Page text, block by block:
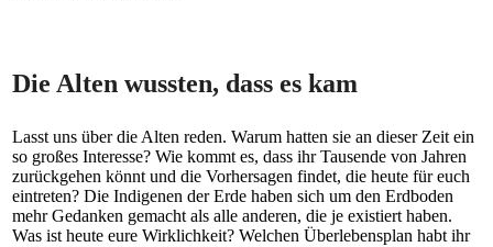
Die Alten wussten, dass es kam
Lasst uns über die Alten reden. Warum hatten sie an dieser Zeit ein
so großes Interesse? Wie kommt es, dass ihr Tausende von Jahren
zurückgehen könnt und die Vorhersagen findet, die heute für euch
eintreten? Die Indigenen der Erde haben sich um den Erdboden
mehr Gedanken gemacht als alle anderen, die je existiert haben.
Was ist heute eure Wirklichkeit? Welchen Überlebensplan habt ihr